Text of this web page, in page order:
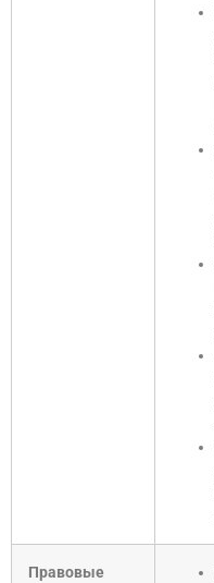
Правовые